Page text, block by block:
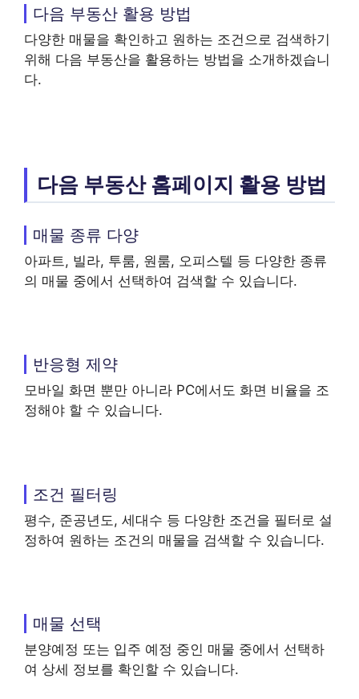
다음 부동산 활용 방법
다양한 매물을 확인하고 원하는 조건으로 검색하기
위해 다음 부동산을 활용하는 방법을 소개하겠습니
다.
다음 부동산 홈페이지 활용 방법
매물 종류 다양
아파트, 빌라, 투룸, 원룸, 오피스텔 등 다양한 종류
의 매물 중에서 선택하여 검색할 수 있습니다.
반응형 제약
모바일 화면 뿐만 아니라 PC에서도 화면 비율을 조
정해야 할 수 있습니다.
조건 필터링
평수, 준공년도, 세대수 등 다양한 조건을 필터로 설
정하여 원하는 조건의 매물을 검색할 수 있습니다.
매물 선택
분양예정 또는 입주 예정 중인 매물 중에서 선택하
여 상세 정보를 확인할 수 있습니다.